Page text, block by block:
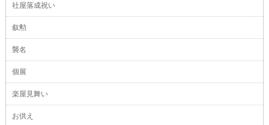
社屋落成祝い
叙勲
襲名
個展
楽屋見舞い
お供え